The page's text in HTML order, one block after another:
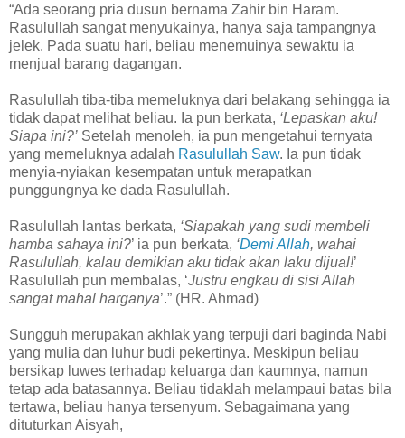
“Ada seorang pria dusun bernama Zahir bin Haram.
Rasulullah sangat menyukainya, hanya saja tampangnya
jelek. Pada suatu hari, beliau menemuinya sewaktu ia
menjual barang dagangan.
Rasulullah tiba-tiba memeluknya dari belakang sehingga ia
tidak dapat melihat beliau. Ia pun berkata, ‘Lepaskan aku!
Siapa ini?’ Setelah menoleh, ia pun mengetahui ternyata
yang memeluknya adalah Rasulullah Saw. Ia pun tidak
menyia-nyiakan kesempatan untuk merapatkan
punggungnya ke dada Rasulullah.
Rasulullah lantas berkata, ‘Siapakah yang sudi membeli
hamba sahaya ini?’ ia pun berkata, ‘Demi Allah, wahai
Rasulullah, kalau demikian aku tidak akan laku dijual!’
Rasulullah pun membalas, ‘Justru engkau di sisi Allah
sangat mahal harganya’.” (HR. Ahmad)
Sungguh merupakan akhlak yang terpuji dari baginda Nabi
yang mulia dan luhur budi pekertinya. Meskipun beliau
bersikap luwes terhadap keluarga dan kaumnya, namun
tetap ada batasannya. Beliau tidaklah melampaui batas bila
tertawa, beliau hanya tersenyum. Sebagaimana yang
dituturkan Aisyah,